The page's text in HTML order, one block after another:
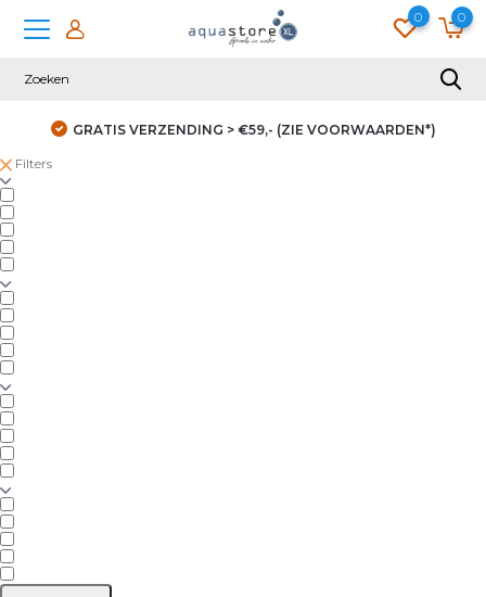
0 0
GRATIS VERZENDING > €59,- (ZIE VOORWAARDEN*)
Filters